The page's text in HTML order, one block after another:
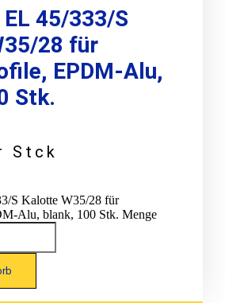
45/333/S
28 für
EPDM-Alu,
Stk.
Stck
S Kalotte W35/28 für
Alu, blank, 100 Stk. Menge